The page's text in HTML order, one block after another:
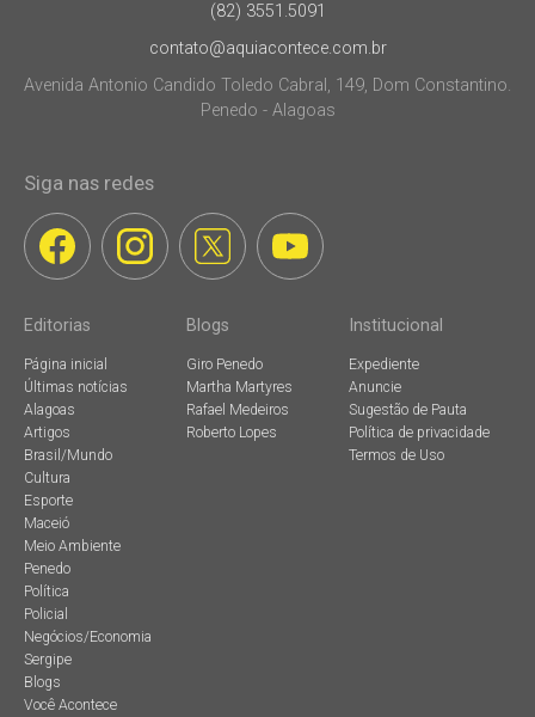
(82) 3551.5091
contato@aquiacontece.com.br
Avenida Antonio Candido Toledo Cabral, 149, Dom Constantino.
Penedo - Alagoas
Siga nas redes
Editorias
Página inicial
Últimas notícias
Alagoas
Artigos
Brasil/Mundo
Cultura
Esporte
Maceió
Meio Ambiente
Penedo
Política
Policial
Negócios/Economia
Sergipe
Blogs
Você Acontece
Blogs
Giro Penedo
Martha Martyres
Rafael Medeiros
Roberto Lopes
Institucional
Expediente
Anuncie
Sugestão de Pauta
Política de privacidade
Termos de Uso